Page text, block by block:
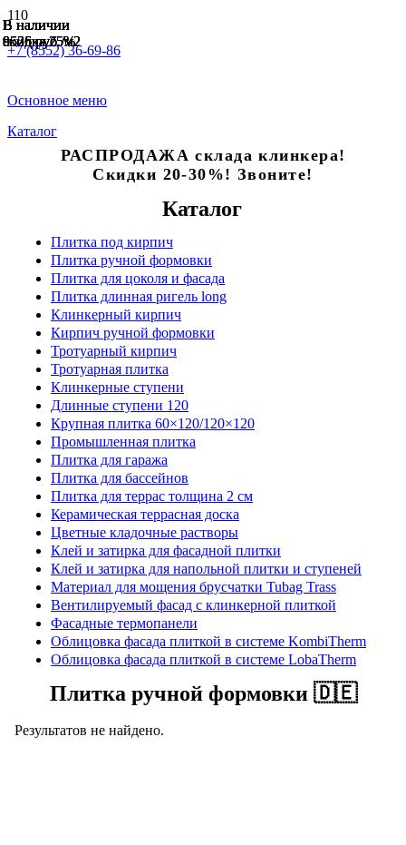
+7 (8552) 36-69-86
Основное меню
Каталог
РАСПРОДАЖА склада клинкера!
Скидки 20-30%! Звоните!
Каталог
Плитка под кирпич
Плитка ручной формовки
Плитка для цоколя и фасада
Плитка длинная ригель long
Клинкерный кирпич
Кирпич ручной формовки
Тротуарный кирпич
Тротуарная плитка
Клинкерные ступени
Длинные ступени 120
Крупная плитка 60×120/120×120
Промышленная плитка
Плитка для гаража
Плитка для бассейнов
Плитка для террас толщина 2 см
Керамическая террасная доска
Цветные кладочные растворы
Клей и затирка для фасадной плитки
Клей и затирка для напольной плитки и ступеней
Материал для мощения брусчатки Tubag Trass
Вентилируемый фасад с клинкерной плиткой
Фасадные термопанели
Облицовка фасада плиткой в системе KombiTherm
Облицовка фасада плиткой в системе LobaTherm
Плитка ручной формовки 🇩🇪
Результатов не найдено.
В наличии
скидка 25%
В наличии
скидка 25%
В наличии
скидка 25%
В наличии
8555 руб./м2
В наличии
9526 руб./м2
В наличии
9526 руб./м2
В наличии
9526 руб./м2